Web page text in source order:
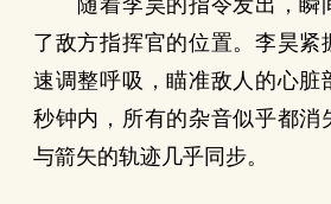
随着李昊的指令发出，瞬
了敌方指挥官的位置。李昊紧
速调整呼吸，瞄准敌人的心脏
秒钟内，所有的杂音似乎都消
与箭矢的轨迹几乎同步。